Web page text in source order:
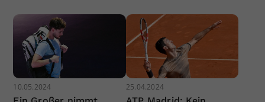
10.05.2024 25.04.2024